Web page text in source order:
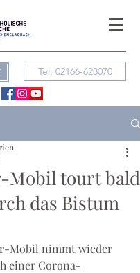
Tel: 02166-623070
Mobil tourt bald
das Bistum
Mobil nimmt wieder
einer Corona-